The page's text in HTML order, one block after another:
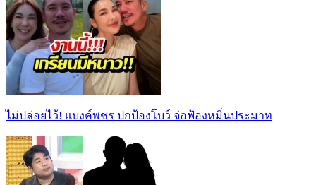
ไม่ปล่อยไว้! แบงค์พชร ปกป้องโบว์ จ่อฟ้องหมิ่นประมาท